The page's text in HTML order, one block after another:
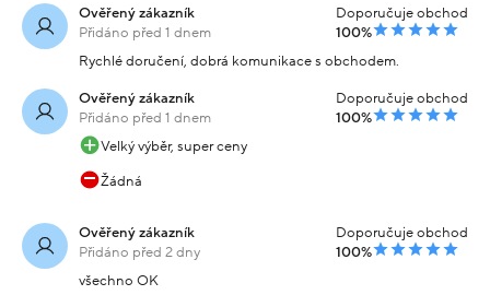
Ověřený zákazník
Přidáno před 1 dnem
Doporučuje obchod
100%
Rychlé doručení, dobrá komunikace s obchodem.
Ověřený zákazník
Přidáno před 1 dnem
Doporučuje obchod
100%
Velký výběr, super ceny
Žádná
Ověřený zákazník
Přidáno před 2 dny
Doporučuje obchod
100%
všechno OK